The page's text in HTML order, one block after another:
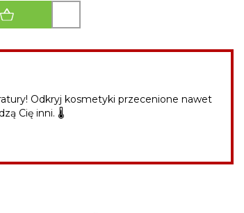
Odkryj kosmetyki przecenione nawet
Cię inni. 🌡️